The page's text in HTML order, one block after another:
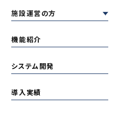
施設運営の方
機能紹介
システム開発
導入実績